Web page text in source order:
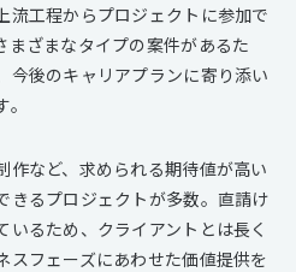
流工程からプロジェクトに参加で
まざまなタイプの案件があるた
今後のキャリアプランに寄り添い
作など、求められる期待値が高い
きるプロジェクトが多数。直請け
るため、クライアントとは長く
スフェーズにあわせた価値提供を